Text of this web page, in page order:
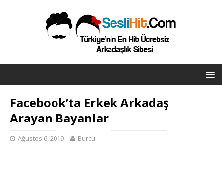
Facebook’ta Erkek Arkadaş
Arayan Bayanlar
Ağustos 6, 2019 Burcu